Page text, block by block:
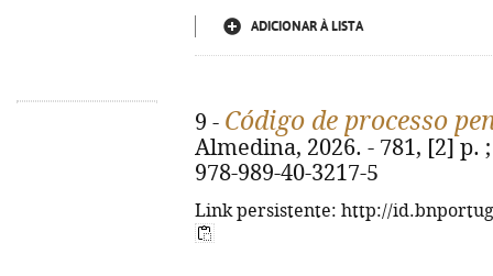
ADICIONAR À LISTA
9 - Código de processo
Almedina, 2026. - 781, [2] p.
978-989-40-3217-5
Link persistente: http://